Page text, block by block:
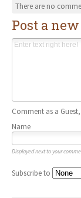
There are no
Post a
Comment as a
Name
Displayed next to your
Subscribe to